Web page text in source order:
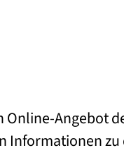
Online-Angebot